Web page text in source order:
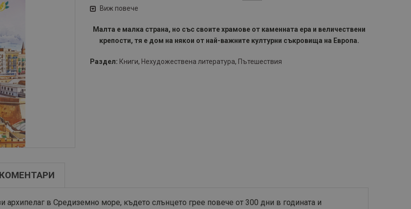
Виж повече
Малта е малка страна, но със своите храмове от каменната ера и величествени
крепости, тя е дом на някои от най-важните културни съкровища на Европа.
Раздел: Книги, Нехудожествена литература, Пътешествия
КОМЕНТАРИ
архипелаг в Средиземно море, където слънцето грее повече от 300 дни в годината и